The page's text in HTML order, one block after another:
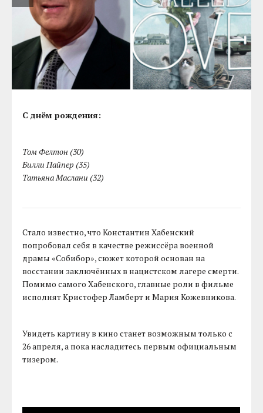
С днём рождения:
Том Фелтон (30)
Билли Пайпер (35)
Татьяна Маслани (32)
Стало известно, что Константин Хабенский
попробовал себя в качестве режиссёра военной
драмы «Собибор», сюжет которой основан на
восстании заключённых в нацистском лагере смерти.
Помимо самого Хабенского, главные роли в фильме
исполнят Кристофер Ламберт и Мария Кожевникова.
Увидеть картину в кино станет возможным только с
26 апреля, а пока насладитесь первым официальным
тизером.